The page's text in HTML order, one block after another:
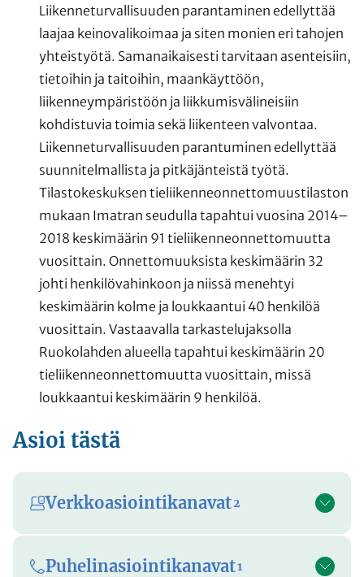
Liikenneturvallisuuden parantaminen edellyttää
laajaa keinovalikoimaa ja siten monien eri tahojen
yhteistyötä. Samanaikaisesti tarvitaan asenteisiin,
tietoihin ja taitoihin, maankäyttöön,
liikenneympäristöön ja liikkumisvälineisiin
kohdistuvia toimia sekä liikenteen valvontaa.
Liikenneturvallisuuden parantuminen edellyttää
suunnitelmallista ja pitkäjänteistä työtä.
Tilastokeskuksen tieliikenneonnettomuustilaston
mukaan Imatran seudulla tapahtui vuosina 2014–
2018 keskimäärin 91 tieliikenneonnettomuutta
vuosittain. Onnettomuuksista keskimäärin 32
johti henkilövahinkoon ja niissä menehtyi
keskimäärin kolme ja loukkaantui 40 henkilöä
vuosittain. Vastaavalla tarkastelujaksolla
Ruokolahden alueella tapahtui keskimäärin 20
tieliikenneonnettomuutta vuosittain, missä
loukkaantui keskimäärin 9 henkilöä.
Asioi tästä
Verkkoasiointikanavat2
Puhelinasiointikanavat1